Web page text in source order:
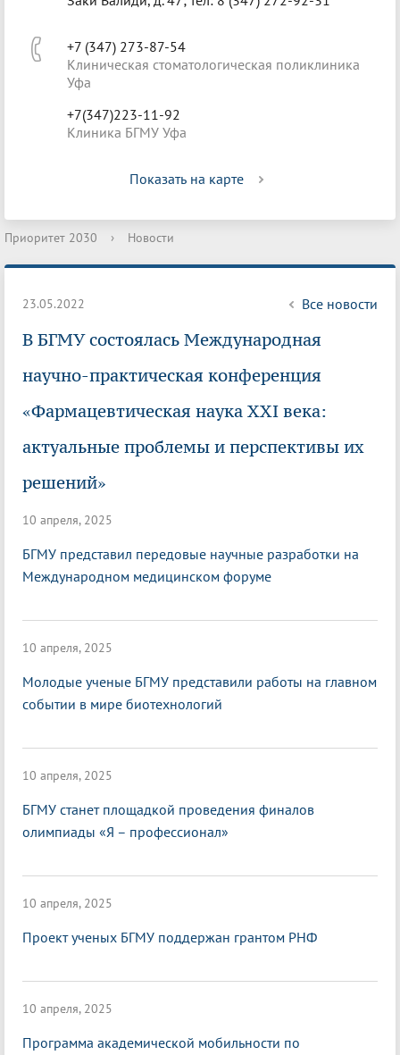
+7 (347) 273-87-54
Клиническая стоматологическая поликлиника
Уфа
+7(347)223-11-92
Клиника БГМУ Уфа
Показать на карте
Приоритет 2030 › Новости
23.05.2022 Все новости
В БГМУ состоялась Международная
научно-практическая конференция
«Фармацевтическая наука XXI века:
актуальные проблемы и перспективы их
решений»
10 апреля, 2025
БГМУ представил передовые научные разработки на
Международном медицинском форуме
10 апреля, 2025
Молодые ученые БГМУ представили работы на главном
событии в мире биотехнологий
10 апреля, 2025
БГМУ станет площадкой проведения финалов
олимпиады «Я – профессионал»
10 апреля, 2025
Проект ученых БГМУ поддержан грантом РНФ
10 апреля, 2025
Программа академической мобильности по